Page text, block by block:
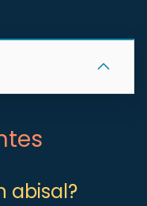
abisal?